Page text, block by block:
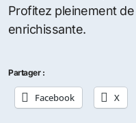
Profitez pleinement
enrichissante.
Partager :
Facebook X